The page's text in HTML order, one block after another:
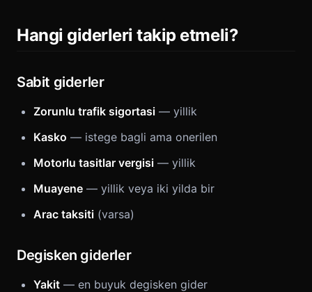
Hangi giderleri takip etmeli?
Sabit giderler
Zorunlu trafik sigortasi — yillik
Kasko — istege bagli ama onerilen
Motorlu tasitlar vergisi — yillik
Muayene — yillik veya iki yilda bir
Arac taksiti (varsa)
Degisken giderler
Yakit — en buyuk degisken gider